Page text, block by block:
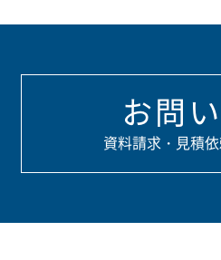
お問
資料請求・見積依